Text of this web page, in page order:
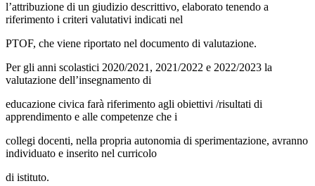
l’attribuzione di un giudizio descrittivo, elaborato tenendo a
riferimento i criteri valutativi indicati nel
PTOF, che viene riportato nel documento di valutazione.
Per gli anni scolastici 2020/2021, 2021/2022 e 2022/2023 la
valutazione dell’insegnamento di
educazione civica farà riferimento agli obiettivi /risultati di
apprendimento e alle competenze che i
collegi docenti, nella propria autonomia di sperimentazione, avranno
individuato e inserito nel curricolo
di istituto.